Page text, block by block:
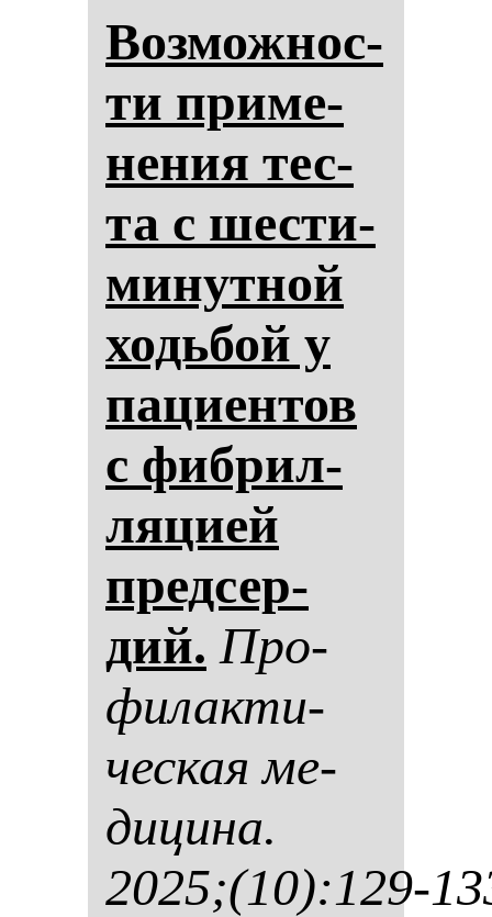
Воз­мож­нос­
ти при­ме­
не­ния тес­
та с шес­ти­
ми­нут­ной
ходь­бой у
па­ци­ен­тов
с фиб­рил­
ля­ци­ей
пред­сер­
дий. Про­
фи­лак­ти­
чес­кая ме­
ди­ци­на.
2025;(10):129-